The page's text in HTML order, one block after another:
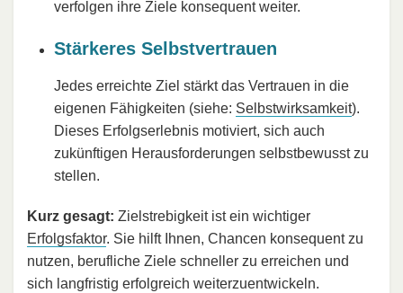
verfolgen ihre Ziele konsequent weiter.
Stärkeres Selbstvertrauen
Jedes erreichte Ziel stärkt das Vertrauen in die
eigenen Fähigkeiten (siehe: Selbstwirksamkeit).
Dieses Erfolgserlebnis motiviert, sich auch
zukünftigen Herausforderungen selbstbewusst zu
stellen.
Kurz gesagt: Zielstrebigkeit ist ein wichtiger
Erfolgsfaktor. Sie hilft Ihnen, Chancen konsequent zu
nutzen, berufliche Ziele schneller zu erreichen und
sich langfristig erfolgreich weiterzuentwickeln.